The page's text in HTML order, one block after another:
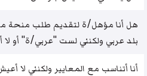
هل أنا مؤهل/ة لتقديم طلب منحة
بلد عربي ولكنني لست "عربي/ة" أو
أنا أتناسب مع المعايير ولكنني لا